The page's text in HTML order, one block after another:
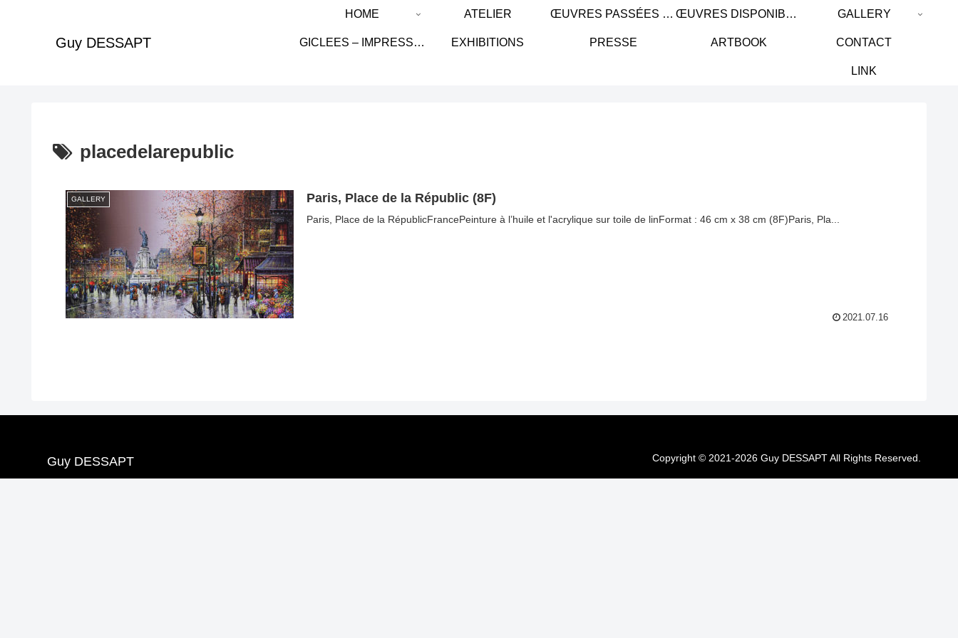
Guy DESSAPT
HOME ATELIER ŒUVRES PASSÉES / PAST WORK ŒUVRES DISPONIBLES / AVAILABLE WORKS GALLERY
GICLEES – IMPRESSION SUR TOILE DE LIN/ IMPRESSION ON LINEN CANVAS EXHIBITIONS PRESSE ARTBOOK CONTACT
LINK
placedelarepublic
GALLERY Paris, Place de la Républic (8F)
Paris, Place de la RépublicFrancePeinture à l’huile et l'acrylique sur toile de linFormat : 46 cm x 38 cm (8F)Paris, Pla...
2021.07.16
Guy DESSAPT Copyright © 2021-2026 Guy DESSAPT All Rights Reserved.